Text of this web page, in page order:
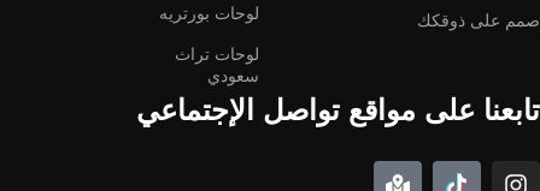
صمم على ذوقكك لوحات بورتريه
لوحات تراث
سعودي
تابعنا على مواقع تواصل الإجتماعي